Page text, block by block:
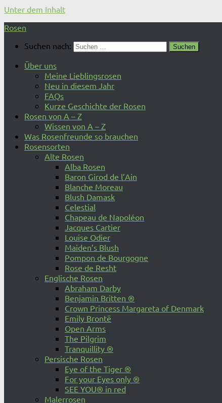
Unter dem Inhalt
Rosen
Suchen nach:
Über uns
Meine Lieblingsrosen
Neu in diesem Jahr
FAQs
Kurze Geschichte der Rosen
Rosen von A – Z
Wissen von A – Z
Was Rosenfreunde so brauchen
Rosensorten
Alte Rosen
Alba Rosen
Baron Girod de l’Ain
Blanche Moreau
Blush Damask
Celestial
Chapeau de Napoléon
Jacques Cartier
Louise Odier
Maiden’s Blush
Pompon de Bourgogne
Rose de Resht
Englische Rosen
Abraham Darby
Benjamin Britten ®
Crown Princess Margareta of Denmark
Emily Brontë
Open Arms
The Pilgrim
Tranquillity ®
Persische Rosen
Eye of the Tiger ®
For your Eyes only ®
SEE YOU® in red
Malerrosen